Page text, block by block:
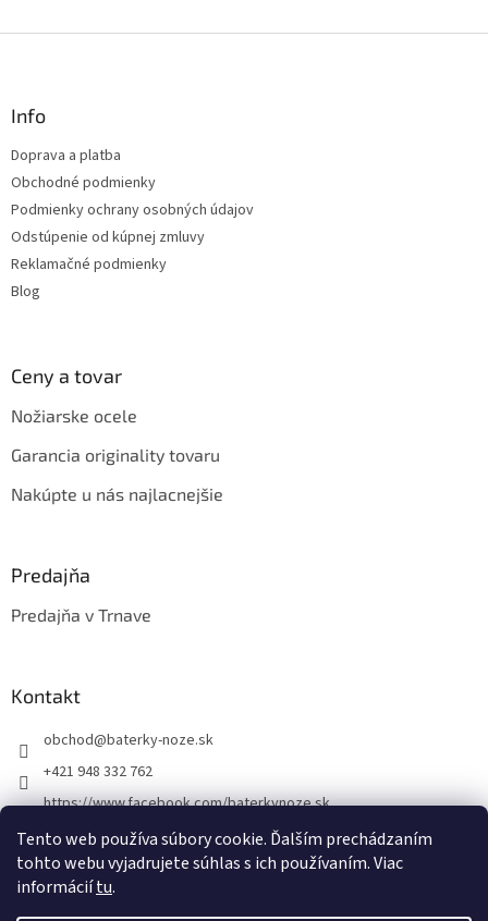
Tento web používa súbory cookie. Ďalším prechádzaním
tohto webu vyjadrujete súhlas s ich používaním. Viac
informáciítu.
Info
Doprava a platba
Obchodné podmienky
Podmienky ochrany osobných údajov
Odstúpenie od kúpnej zmluvy
Reklamačné podmienky
Blog
Ceny a tovar
Nožiarske ocele
Garancia originality tovaru
Nakúpte u nás najlacnejšie
Predajňa
Predajňa v Trnave
Kontakt
obchod@baterky-noze.sk
+421 948 332 762
https://www.facebook.com/baterkynoze.sk
/baterkynoze
https://www.youtube.com/@nozebaterky